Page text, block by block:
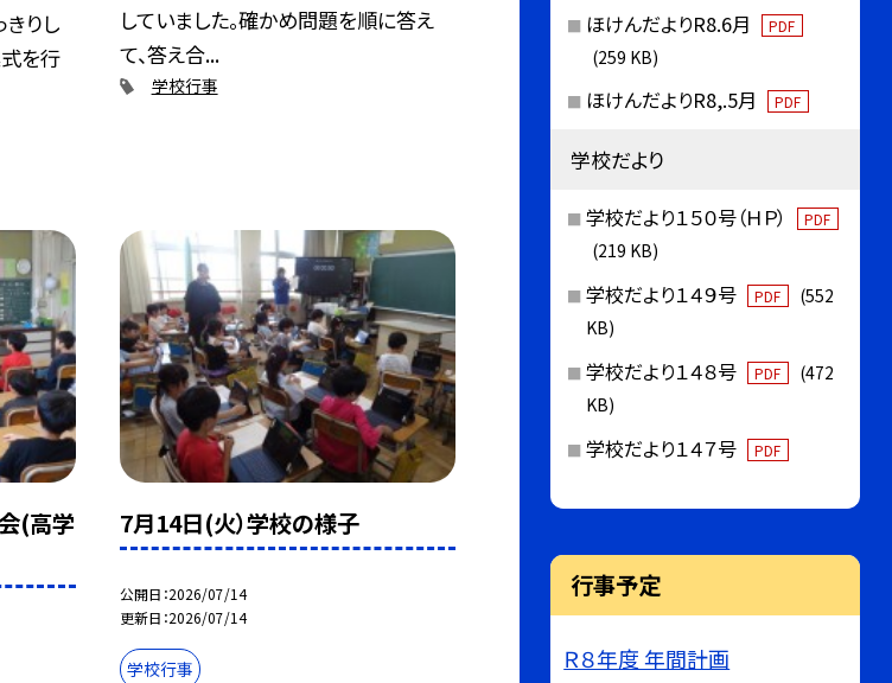
りし
を行
していました。確かめ問題を順に答え
て、答え合...
学校行事
(高学
7月14日(火）学校の様子
公開日 2026/07/14
更新日 2026/07/14
学校行事
ほけんだよりR8.6月 PDF
(259 KB)
ほけんだよりR8,.5月 PDF
学校だより
学校だより１５０号（ＨＰ） PDF
(219 KB)
学校だより１４９号 PDF
(552
KB)
学校だより１４８号 PDF
(472
KB)
学校だより１４７号 PDF
行事予定
Ｒ８年度 年間計画